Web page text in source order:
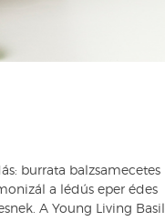
burrata balzsamecetes
a lédús eper édes
A Young Living